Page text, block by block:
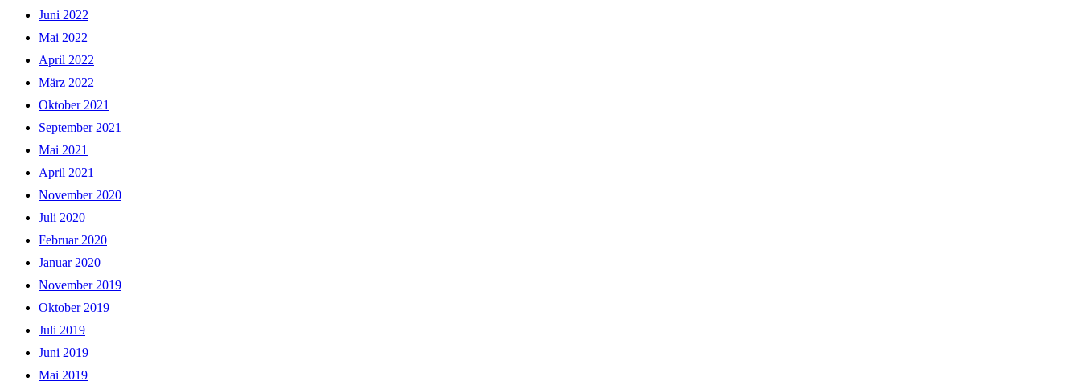
Juni 2022
Mai 2022
April 2022
März 2022
Oktober 2021
September 2021
Mai 2021
April 2021
November 2020
Juli 2020
Februar 2020
Januar 2020
November 2019
Oktober 2019
Juli 2019
Juni 2019
Mai 2019